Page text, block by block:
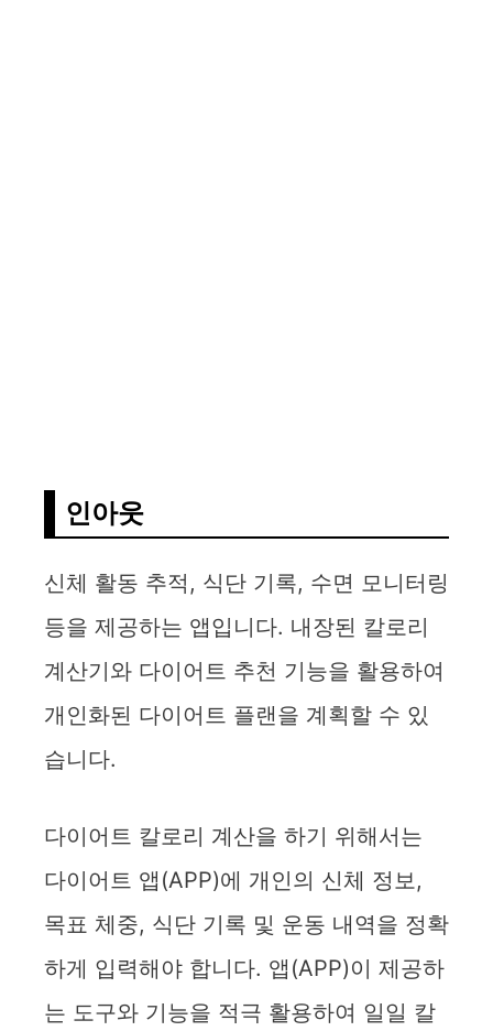
인아웃
신체 활동 추적, 식단 기록, 수면 모니터링
등을 제공하는 앱입니다. 내장된 칼로리
계산기와 다이어트 추천 기능을 활용하여
개인화된 다이어트 플랜을 계획할 수 있
습니다.
다이어트 칼로리 계산을 하기 위해서는
다이어트 앱(APP)에 개인의 신체 정보,
목표 체중, 식단 기록 및 운동 내역을 정확
하게 입력해야 합니다. 앱(APP)이 제공하
는 도구와 기능을 적극 활용하여 일일 칼